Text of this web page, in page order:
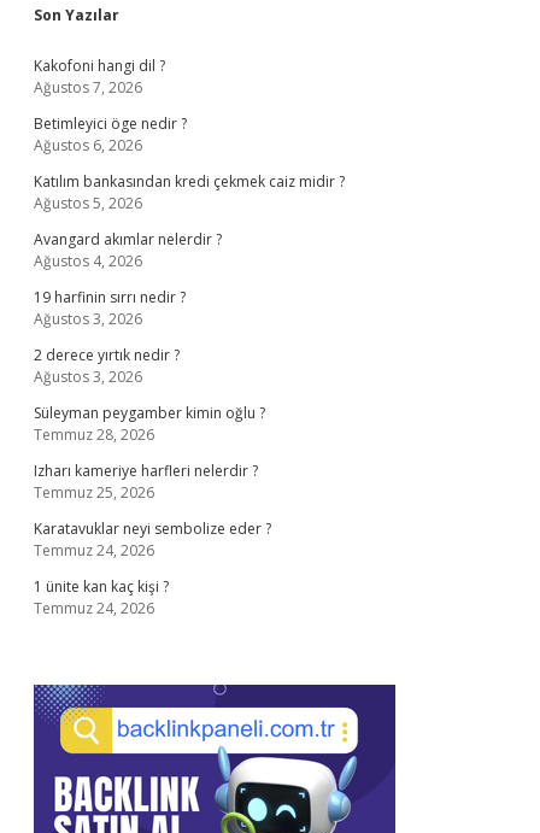
Sidebar
Son Yazılar
Kakofoni hangi dil ?
Ağustos 7, 2026
Betimleyici öge nedir ?
Ağustos 6, 2026
Katılım bankasından kredi çekmek caiz midir ?
Ağustos 5, 2026
Avangard akımlar nelerdir ?
Ağustos 4, 2026
19 harfinin sırrı nedir ?
Ağustos 3, 2026
2 derece yırtık nedir ?
Ağustos 3, 2026
Süleyman peygamber kimin oğlu ?
Temmuz 28, 2026
Izharı kameriye harfleri nelerdir ?
Temmuz 25, 2026
Karatavuklar neyi sembolize eder ?
Temmuz 24, 2026
1 ünite kan kaç kişi ?
Temmuz 24, 2026